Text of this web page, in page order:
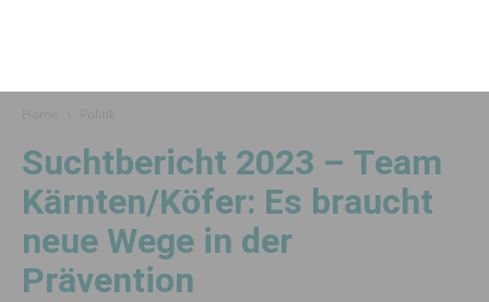
Suchtbericht 2023 – Team
Kärnten/Köfer: Es braucht
neue Wege in der
Prävention